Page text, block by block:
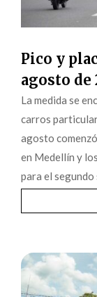
Pico y
agosto de
La medida se
carros
agosto
en Medellín y
para el segundo